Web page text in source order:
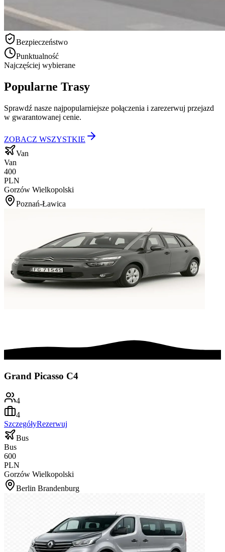
Bezpieczeństwo
Punktualność
Najczęściej wybierane
Popularne Trasy
Sprawdź nasze najpopularniejsze połączenia i zarezerwuj przejazd
w gwarantowanej cenie.
ZOBACZ WSZYSTKIE
Van
Van
400
PLN
Gorzów Wielkopolski
Poznań-Ławica
Grand Picasso C4
4
4
SzczegółyRezerwuj
Bus
Bus
600
PLN
Gorzów Wielkopolski
Berlin Brandenburg